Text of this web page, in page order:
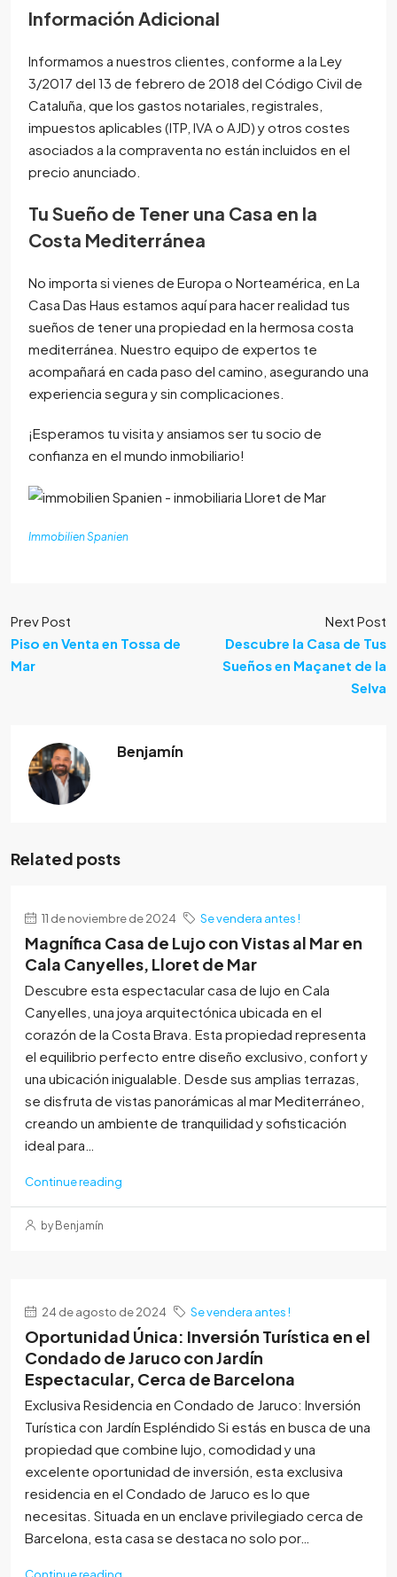
Información Adicional
Informamos a nuestros clientes, conforme a la Ley
3/2017 del 13 de febrero de 2018 del Código Civil de
Cataluña, que los gastos notariales, registrales,
impuestos aplicables (ITP, IVA o AJD) y otros costes
asociados a la compraventa no están incluidos en el
precio anunciado.
Tu Sueño de Tener una Casa en la
Costa Mediterránea
No importa si vienes de Europa o Norteamérica, en La
Casa Das Haus estamos aquí para hacer realidad tus
sueños de tener una propiedad en la hermosa costa
mediterránea. Nuestro equipo de expertos te
acompañará en cada paso del camino, asegurando una
experiencia segura y sin complicaciones.
¡Esperamos tu visita y ansiamos ser tu socio de
confianza en el mundo inmobiliario!
Immobilien Spanien
Prev Post
Piso en Venta en Tossa de
Mar
Next Post
Descubre la Casa de Tus
Sueños en Maçanet de la
Selva
Benjamín
Related posts
11 de noviembre de 2024 Se vendera antes !
Magnífica Casa de Lujo con Vistas al Mar en
Cala Canyelles, Lloret de Mar
Descubre esta espectacular casa de lujo en Cala
Canyelles, una joya arquitectónica ubicada en el
corazón de la Costa Brava. Esta propiedad representa
el equilibrio perfecto entre diseño exclusivo, confort y
una ubicación inigualable. Desde sus amplias terrazas,
se disfruta de vistas panorámicas al mar Mediterráneo,
creando un ambiente de tranquilidad y sofisticación
ideal para…
Continue reading
by Benjamín
24 de agosto de 2024 Se vendera antes !
Oportunidad Única: Inversión Turística en el
Condado de Jaruco con Jardín
Espectacular, Cerca de Barcelona
Exclusiva Residencia en Condado de Jaruco: Inversión
Turística con Jardín Espléndido Si estás en busca de una
propiedad que combine lujo, comodidad y una
excelente oportunidad de inversión, esta exclusiva
residencia en el Condado de Jaruco es lo que
necesitas. Situada en un enclave privilegiado cerca de
Barcelona, esta casa se destaca no solo por…